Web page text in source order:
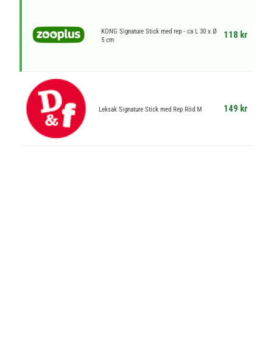
KONG Signature Stick med rep - ca L 30 x Ø
5 cm
118 kr
Leksak Signature Stick med Rep Röd M 149 kr